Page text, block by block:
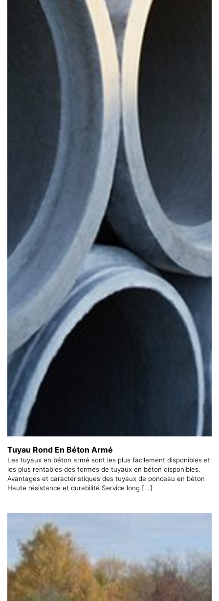
Tuyau Rond En Béton Armé
Les tuyaux en béton armé sont les plus facilement disponibles et
les plus rentables des formes de tuyaux en béton disponibles.
Avantages et caractéristiques des tuyaux de ponceau en béton
Haute résistance et durabilité Service long [...]